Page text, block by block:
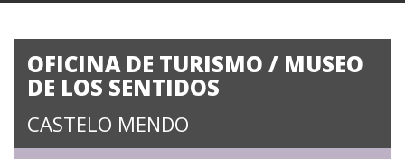
OFICINA DE TURISMO / MUSEO
DE LOS SENTIDOS
CASTELO MENDO